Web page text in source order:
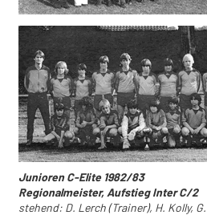
Junioren C-Elite 1982/83
Regionalmeister, Aufstieg Inter C/2
stehend: D. Lerch (Trainer), H. Kolly,